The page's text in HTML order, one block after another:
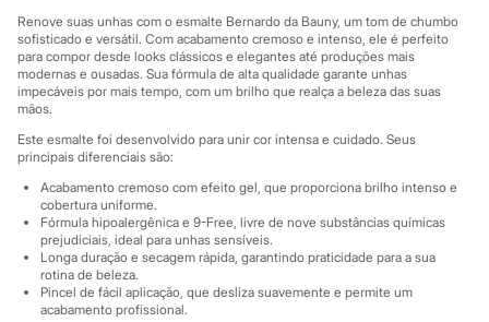
City
Clock House
Mindset
Sawary
Yessica
Moda esportiva
Acessórios
Blusas
Calçados
Leggings
Shorts e Bermudas
Tops
Moda íntima
Calcinhas
Cintas e Modeladores
Meias
Renove suas unhas com o esmalte Bernardo da Bauny, um tom de chumbo
sofisticado e versátil. Com acabamento cremoso e intenso, ele é perfeito
para compor desde looks clássicos e elegantes até produções mais
modernas e ousadas. Sua fórmula de alta qualidade garante unhas
impecáveis por mais tempo, com um brilho que realça a beleza das suas
mãos.
Este esmalte foi desenvolvido para unir cor intensa e cuidado. Seus
principais diferenciais são:
Acabamento cremoso com efeito gel, que proporciona brilho intenso e
cobertura uniforme.
Fórmula hipoalergênica e 9-Free, livre de nove substâncias químicas
prejudiciais, ideal para unhas sensíveis.
Longa duração e secagem rápida, garantindo praticidade para a sua
rotina de beleza.
Pincel de fácil aplicação, que desliza suavemente e permite um
acabamento profissional.